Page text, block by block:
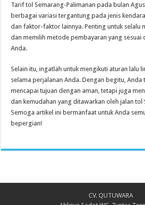
Tarif tol Semarang-Palimanan pada bulan
berbagai variasi tergantung pada jenis
dan faktor-faktor lainnya. Penting untuk selalu
dan memilih metode pembayaran yang sesuai
Anda.
Selain itu, ingatlah untuk mengikuti aturan lalu
selama perjalanan Anda. Dengan begitu, Anda
mencapai tujuan dengan aman, tetapi juga
dan kemudahan yang ditawarkan oleh jalan tol
Semoga artikel ini bermanfaat untuk Anda
bepergian!
CV. QUTUWARA